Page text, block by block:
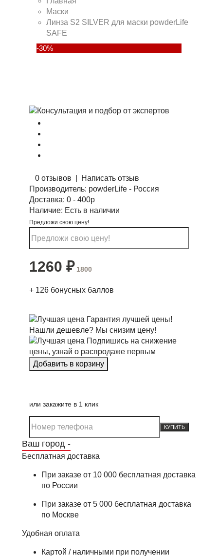
Маски
Линза S2 SILVER для маски powderLife
SAFE
-30%
0 отзывов
Написать отзыв
Производитель: powderLife - Россия
Доставка: 0 - 400р
Наличие: Есть в наличии
Предложи свою цену!
1260 ₽ 1800
+ 126 бонусных баллов
Гарантия лучшей цены!
Нашли дешевле? Мы снизим цену!
Подпишись на снижение
цены, узнай о распродаже первым
или закажите в 1 клик
КУПИТЬ
Ваш город -
Бесплатная доставка
При заказе от 10 000 бесплатная доставка
по России
При заказе от 5 000 бесплатная доставка
по Москве
Удобная оплата
Картой / наличными при получении